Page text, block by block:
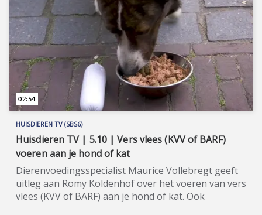
HUISDIEREN TV (SBS6)
Huisdieren TV | 5.10 | Vers vlees (KVV of BARF)
voeren aan je hond of kat
Dierenvoedingsspecialist Maurice Vollebregt geeft
uitleg aan Romy Koldenhof over het voeren van vers
vlees (KVV of BARF) aan je hond of kat. Ook
02:54